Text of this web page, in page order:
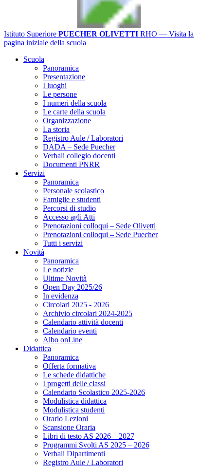
Istituto Superiore PUECHER OLIVETTI RHO — Visita la
pagina iniziale della scuola
Scuola
Panoramica
Presentazione
I luoghi
Le persone
I numeri della scuola
Le carte della scuola
Organizzazione
La storia
Registro Aule / Laboratori
DADA – Sede Puecher
Verbali collegio docenti
Documenti PNRR
Servizi
Panoramica
Personale scolastico
Famiglie e studenti
Percorsi di studio
Accesso agli Atti
Prenotazioni colloqui – Sede Olivetti
Prenotazioni colloqui – Sede Puecher
Tutti i servizi
Novità
Panoramica
Le notizie
Ultime Novità
Open Day 2025/26
In evidenza
Circolari 2025 - 2026
Archivio circolari 2024-2025
Calendario attività docenti
Calendario eventi
Albo onLine
Didattica
Panoramica
Offerta formativa
Le schede didattiche
I progetti delle classi
Calendario Scolastico 2025-2026
Modulistica didattica
Modulistica studenti
Orario Lezioni
Scansione Oraria
Libri di testo AS 2026 – 2027
Programmi Svolti AS 2025 – 2026
Verbali Dipartimenti
Registro Aule / Laboratori